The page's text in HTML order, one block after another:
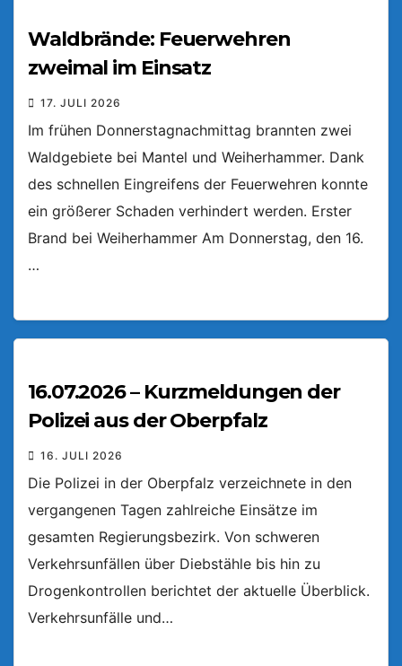
Waldbrände: Feuerwehren
zweimal im Einsatz
17. JULI 2026
Im frühen Donnerstagnachmittag brannten zwei
Waldgebiete bei Mantel und Weiherhammer. Dank
des schnellen Eingreifens der Feuerwehren konnte
ein größerer Schaden verhindert werden. Erster
Brand bei Weiherhammer Am Donnerstag, den 16.
…
16.07.2026 – Kurzmeldungen der
Polizei aus der Oberpfalz
16. JULI 2026
Die Polizei in der Oberpfalz verzeichnete in den
vergangenen Tagen zahlreiche Einsätze im
gesamten Regierungsbezirk. Von schweren
Verkehrsunfällen über Diebstähle bis hin zu
Drogenkontrollen berichtet der aktuelle Überblick.
Verkehrsunfälle und…